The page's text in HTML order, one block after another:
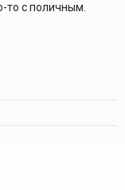
то с поличным.